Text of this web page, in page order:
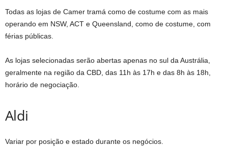
Todas as lojas de Camer tramá como de costume com as mais
operando em NSW, ACT e Queensland, como de costume, com
férias públicas.
As lojas selecionadas serão abertas apenas no sul da Austrália,
geralmente na região da CBD, das 11h às 17h e das 8h às 18h,
horário de negociação.
Aldi
Variar por posição e estado durante os negócios.